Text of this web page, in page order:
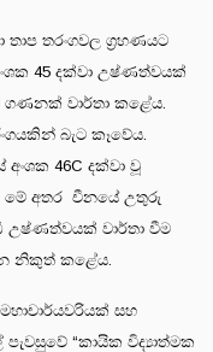
තරංගවල ග්‍රහණයට
45 දක්වා උෂ්ණත්වයක්
ගණනක් වාර්තා කළේය.
බැට කෑවේය.
46C දක්වා වූ
මේ අතර චීනයේ උතුරු
උෂ්ණත්වයක් වාර්තා වීම
නිකුත් කළේය.
සහ
“කායික විද්‍යාත්මක